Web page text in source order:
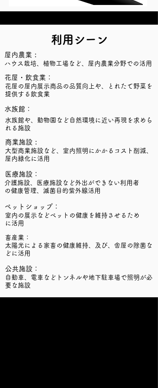
利用シーン
屋内農業 ：
ハウス栽培、植物工場など、屋内農業分野での活用
花屋・飲食業：
花屋の屋内展示商品の品質向上や、とれたて野菜を
提供する飲食業
水族館：
水族館や、動物園など自然環境に近い再現を求めら
れる施設
商業施設 ：
大型商業施設など、室内照明にかかるコスト削減、
屋内緑化に活用
医療施設：
介護施設、医療施設など外出ができない利用者
の健康管理、滅菌目的紫外線活用
ペットショップ：
室内の展示などペットの健康を維持させるため
に活用
畜産業：
太陽光による家畜の健康維持、及び、舎屋の除菌な
どに活用
公共施設：
自動車、電車などトンネルや地下駐車場で照明が必
要な施設